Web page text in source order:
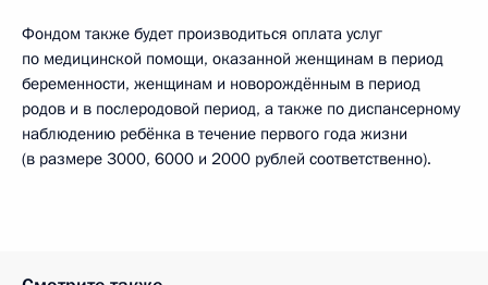
Фондом также будет производиться оплата услуг
по медицинской помощи, оказанной женщинам в период
беременности, женщинам и новорождённым в период
родов и в послеродовой период, а также по диспансерному
наблюдению ребёнка в течение первого года жизни
(в размере 3000, 6000 и 2000 рублей соответственно).